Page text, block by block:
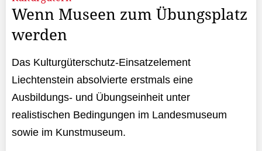
Wenn Museen zum Übungsplatz
werden
Das Kulturgüterschutz-Einsatzelement
Liechtenstein absolvierte erstmals eine
Ausbildungs- und Übungseinheit unter
realistischen Bedingungen im Landesmuseum
sowie im Kunstmuseum.